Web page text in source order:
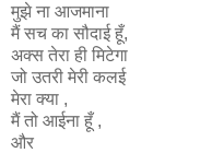
मुझे ना आजमाना
मैं सच का सौदाई हूँ,
अक्स तेरा ही मिटेगा
जो उतरी मेरी कलई
मेरा क्या ,
मैं तो आईना हूँ ,
और